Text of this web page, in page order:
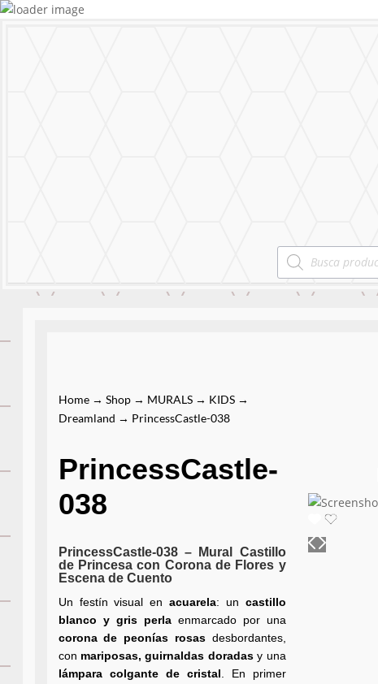
Products
search
Home→ Shop→ MURALS→ KIDS→
Dreamland → PrincessCastle-038
PrincessCastle-
038
PrincessCastle-038 – Mural Castillo
de Princesa con Corona de Flores y
Escena de Cuento
Un festín visual enacuarela: un castillo
blanco y gris perlaenmarcado por una
corona de peonías rosasdesbordantes,
con mariposas, guirnaldas doradasy una
lámpara colgante de cristal. En primer